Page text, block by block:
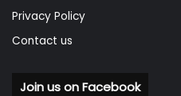
Privacy Policy
Contact us
Join us on Facebook